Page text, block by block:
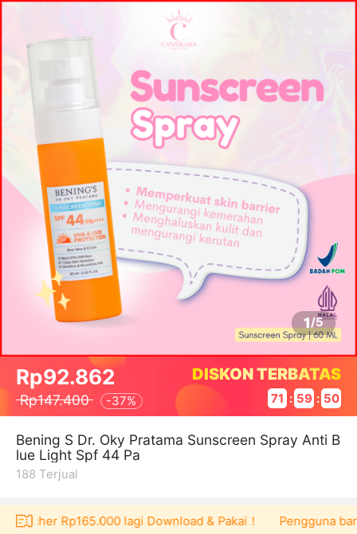
1/5
Rp92.862
Rp147.400 -37%
DISKON TERBATAS
71 : 59 : 50
Bening S Dr. Oky Pratama Sunscreen Spray Anti B
lue Light Spf 44 Pa
188 Terjual
Rp165.000 lagi Download & Pakai！ Pengguna